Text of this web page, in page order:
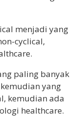
menjadi yang
cyclical,
paling banyak
yang
kemudian ada
healthcare.